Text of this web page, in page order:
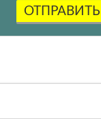
ОТПРАВИТЬ